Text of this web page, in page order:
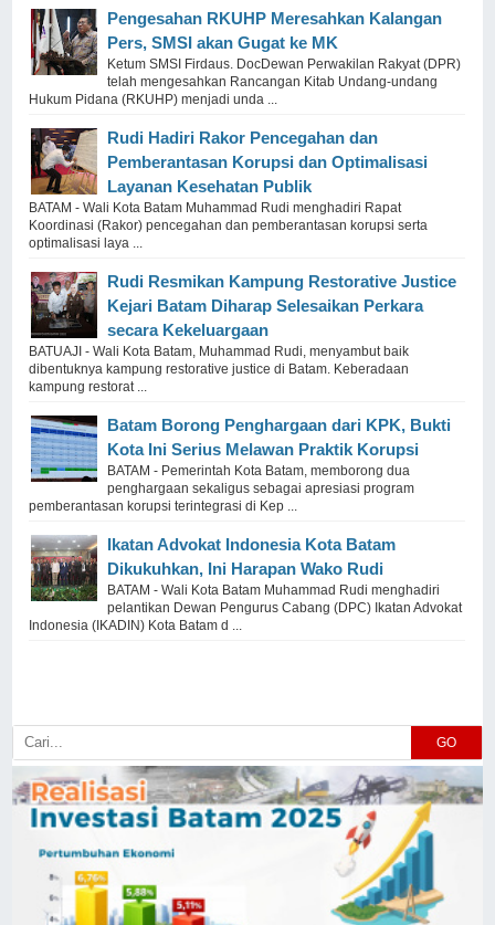
Pengesahan RKUHP Meresahkan Kalangan
Pers, SMSI akan Gugat ke MK
Ketum SMSI Firdaus. DocDewan Perwakilan Rakyat (DPR)
telah mengesahkan Rancangan Kitab Undang-undang
Hukum Pidana (RKUHP) menjadi unda ...
Rudi Hadiri Rakor Pencegahan dan
Pemberantasan Korupsi dan Optimalisasi
Layanan Kesehatan Publik
BATAM - Wali Kota Batam Muhammad Rudi menghadiri Rapat
Koordinasi (Rakor) pencegahan dan pemberantasan korupsi serta
optimalisasi laya ...
Rudi Resmikan Kampung Restorative Justice
Kejari Batam Diharap Selesaikan Perkara
secara Kekeluargaan
BATUAJI - Wali Kota Batam, Muhammad Rudi, menyambut baik
dibentuknya kampung restorative justice di Batam. Keberadaan
kampung restorat ...
Batam Borong Penghargaan dari KPK, Bukti
Kota Ini Serius Melawan Praktik Korupsi
BATAM - Pemerintah Kota Batam, memborong dua
penghargaan sekaligus sebagai apresiasi program
pemberantasan korupsi terintegrasi di Kep ...
Ikatan Advokat Indonesia Kota Batam
Dikukuhkan, Ini Harapan Wako Rudi
BATAM - Wali Kota Batam Muhammad Rudi menghadiri
pelantikan Dewan Pengurus Cabang (DPC) Ikatan Advokat
Indonesia (IKADIN) Kota Batam d ...
GO